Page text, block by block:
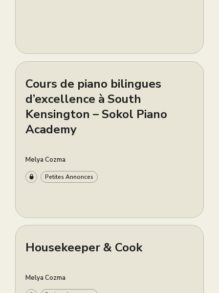
Cours de piano bilingues
d’excellence à South
Kensington – Sokol Piano
Academy
Melya Cozma
Petites Annonces
Housekeeper & Cook
Melya Cozma